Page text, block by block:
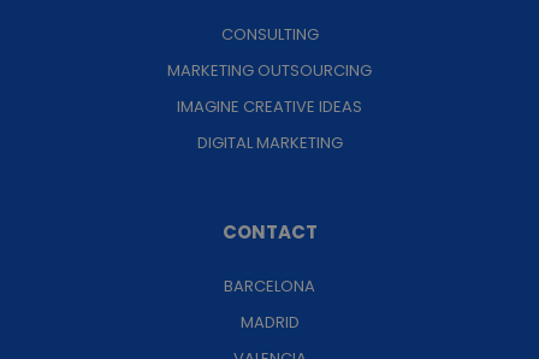
CONSULTING
MARKETING OUTSOURCING
IMAGINE CREATIVE IDEAS
DIGITAL MARKETING
CONTACT
BARCELONA
MADRID